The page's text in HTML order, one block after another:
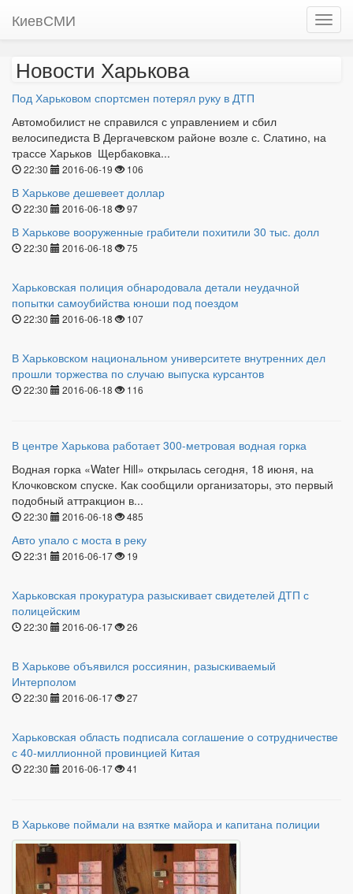
КиевСМИ
Новости Харькова
Под Харьковом спортсмен потерял руку в ДТП
Автомобилист не справился с управлением и сбил
велосипедиста В Дергачевском районе возле с. Слатино, на
трассе Харьков  Щербаковка...
22:30 2016-06-19 106
В Харькове дешевеет доллар
22:30 2016-06-18 97
В Харькове вооруженные грабители похитили 30 тыс. долл
22:30 2016-06-18 75
Харьковская полиция обнародовала детали неудачной
попытки самоубийства юноши под поездом
22:30 2016-06-18 107
В Харьковском национальном университете внутренних дел
прошли торжества по случаю выпуска курсантов
22:30 2016-06-18 116
В центре Харькова работает 300-метровая водная горка
Водная горка «Water Hill» открылась сегодня, 18 июня, на
Клочковском спуске. Как сообщили организаторы, это первый
подобный аттракцион в...
22:30 2016-06-18 485
Авто упало с моста в реку
22:31 2016-06-17 19
Харьковская прокуратура разыскивает свидетелей ДТП с
полицейским
22:30 2016-06-17 26
В Харькове объявился россиянин, разыскиваемый
Интерполом
22:30 2016-06-17 27
Харьковская область подписала соглашение о сотрудничестве
с 40-миллионной провинцией Китая
22:30 2016-06-17 41
В Харькове поймали на взятке майора и капитана полиции